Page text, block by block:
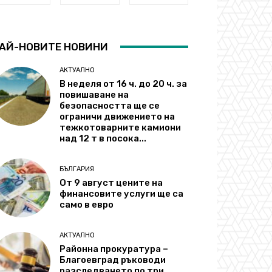
НОВИТЕ НОВИНИ
АКТУАЛНО
В неделя от 16 ч. до 20 ч. за
повишаване на
безопасността ще се
ограничи движението на
тежкотоварните камиони
над 12 т в посока...
БЪЛГАРИЯ
От 9 август цените на
финансовите услуги ще са
само в евро
АКТУАЛНО
Районна прокуратура –
Благоевград ръководи